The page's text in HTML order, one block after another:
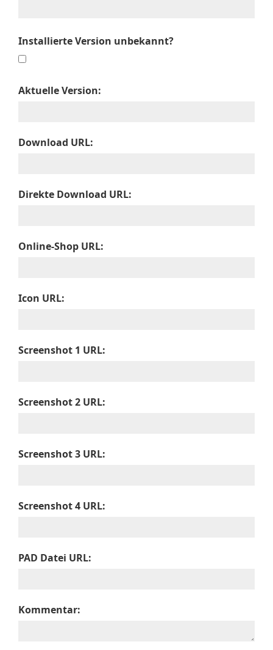
Installierte Version unbekannt?
Aktuelle Version:
Download URL:
Direkte Download URL:
Online-Shop URL:
Icon URL:
Screenshot 1 URL:
Screenshot 2 URL:
Screenshot 3 URL:
Screenshot 4 URL:
PAD Datei URL:
Kommentar: